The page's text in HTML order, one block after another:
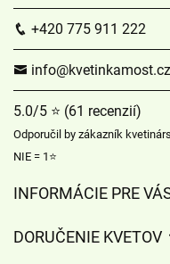
+420 775 911 222
info@kvetinkamost.cz
5.0/5 ⭐ (61 recenzií)
Odporučil by zákazník
NIE = 1⭐
INFORMÁCIE PRE
DORUČENIE KVETOV